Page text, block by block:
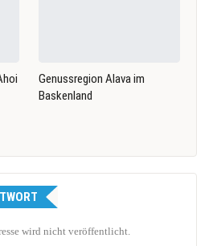
Genussregion Alava im
Baskenland
wird nicht veröffentlicht.